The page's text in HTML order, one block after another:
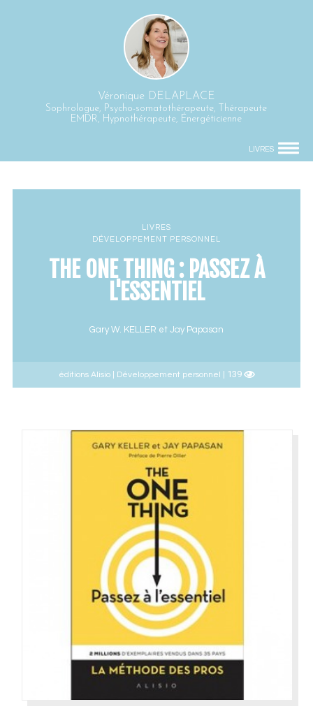
Véronique DELAPLACE
Sophrologue, Psycho-somatothérapeute, Thérapeute
EMDR, Hypnothérapeute, Énergéticienne
LIVRES
LIVRES
DÉVELOPPEMENT PERSONNEL
THE ONE THING : PASSEZ À
L'ESSENTIEL
Gary W. KELLER et Jay Papasan
éditions Alisio | Développement personnel | 139